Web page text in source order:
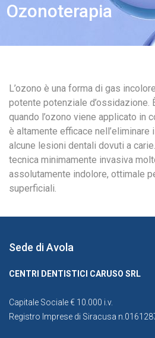
Ozonoterapia
L’ozono è una forma di gas
potente potenziale d’ossidazione.
quando l’ozono viene applicato in
è altamente efficace nell’eliminare
alcune lesioni dentali dovuti a
tecnica minimamente invasiva
assolutamente indolore, ottimale
superficiali.
Sede di Avola
CENTRI DENTISTICI CARUSO SRL
Capitale Sociale € 10.000 i.v.
Registro Imprese di Siracusa